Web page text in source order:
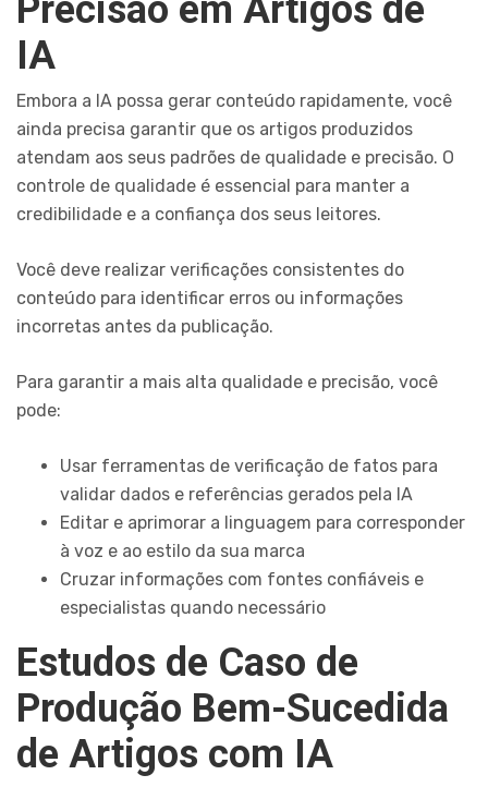
Precisão em Artigos de
IA
Embora a IA possa gerar conteúdo rapidamente, você
ainda precisa garantir que os artigos produzidos
atendam aos seus padrões de qualidade e precisão. O
controle de qualidade é essencial para manter a
credibilidade e a confiança dos seus leitores.
Você deve realizar verificações consistentes do
conteúdo para identificar erros ou informações
incorretas antes da publicação.
Para garantir a mais alta qualidade e precisão, você
pode:
Usar ferramentas de verificação de fatos para
validar dados e referências gerados pela IA
Editar e aprimorar a linguagem para corresponder
à voz e ao estilo da sua marca
Cruzar informações com fontes confiáveis e
especialistas quando necessário
Estudos de Caso de
Produção Bem-Sucedida
de Artigos com IA